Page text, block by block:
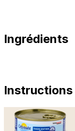
Ingrédients
Instructions